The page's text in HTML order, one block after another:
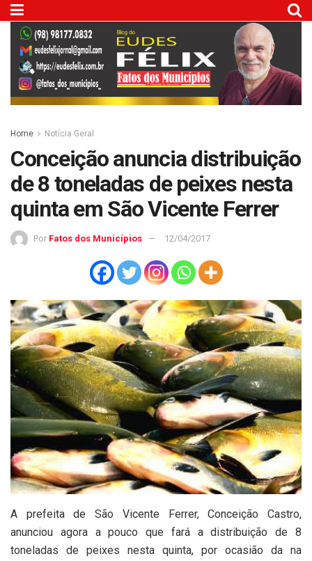
Home Notícia Geral
Conceição anuncia distribuição
de 8 toneladas de peixes nesta
quinta em São Vicente Ferrer
Por Fatos dos Municípios 12/04/2017
A prefeita de São Vicente Ferrer, Conceição Castro,
anunciou agora a pouco que fará a distribuição de 8
toneladas de peixes nesta quinta, por ocasião da na